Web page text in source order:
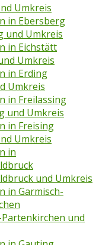
Umkreis
in Ebersberg
und Umkreis
in Eichstätt
Umkreis
in Erding
Umkreis
in Freilassing
und Umkreis
in Freising
Umkreis
in
und Umkreis
in Garmisch-
und